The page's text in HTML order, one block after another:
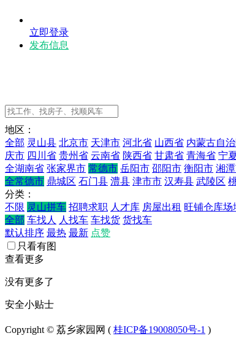
立即登录
发布信息
地区：
全部 灵山县 北京市 天津市 河北省 山西省 内蒙古自
庆市 四川省 贵州省 云南省 陕西省 甘肃省 青海省 宁
全湖南省 张家界市 常德市 岳阳市 邵阳市 衡阳市 湘
全常德市 鼎城区 石门县 澧县 津市市 汉寿县 武陵区
分类：
不限 灵山拼车 招聘求职 人才库 房屋出租 旺铺仓库场
全部 车找人 人找车 车找货 货找车
默认排序 最热 最新 点赞
只看有图
查看更多
没有更多了
安全小贴士
Copyright © 荔乡家园网 ( 桂ICP备19008050号-1 )